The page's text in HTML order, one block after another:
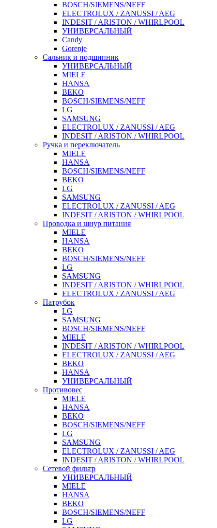
BOSCH/SIEMENS/NEFF
ELECTROLUX / ZANUSSI / AEG
INDESIT / ARISTON / WHIRLPOOL
УНИВЕРСАЛЬНЫЙ
Candy
Gorenje
Сальник и подшипник
УНИВЕРСАЛЬНЫЙ
MIELE
HANSA
BEKO
BOSCH/SIEMENS/NEFF
LG
SAMSUNG
ELECTROLUX / ZANUSSI / AEG
INDESIT / ARISTON / WHIRLPOOL
Ручка и переключатель
MIELE
HANSA
BOSCH/SIEMENS/NEFF
BEKO
LG
SAMSUNG
ELECTROLUX / ZANUSSI / AEG
INDESIT / ARISTON / WHIRLPOOL
Проводка и шнур питания
MIELE
HANSA
BEKO
BOSCH/SIEMENS/NEFF
LG
SAMSUNG
INDESIT / ARISTON / WHIRLPOOL
ELECTROLUX / ZANUSSI / AEG
Патрубок
LG
SAMSUNG
BOSCH/SIEMENS/NEFF
MIELE
INDESIT / ARISTON / WHIRLPOOL
ELECTROLUX / ZANUSSI / AEG
BEKO
HANSA
УНИВЕРСАЛЬНЫЙ
Противовес
MIELE
HANSA
BEKO
BOSCH/SIEMENS/NEFF
LG
SAMSUNG
ELECTROLUX / ZANUSSI / AEG
INDESIT / ARISTON / WHIRLPOOL
Сетевой фильтр
УНИВЕРСАЛЬНЫЙ
MIELE
HANSA
BEKO
BOSCH/SIEMENS/NEFF
LG